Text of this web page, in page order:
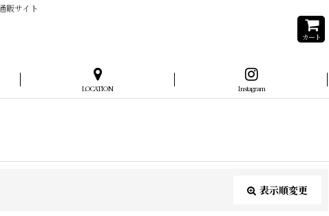
販サイト
カート
LOCATION Instagram
表示順変更
閉じる